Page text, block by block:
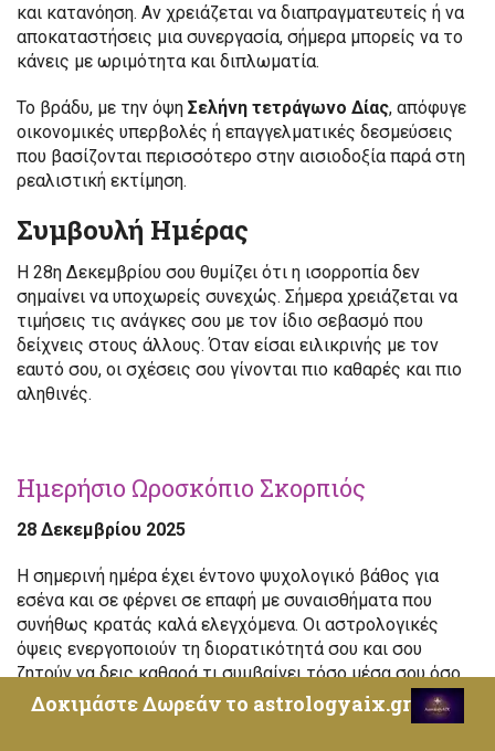
και κατανόηση. Αν χρειάζεται να διαπραγματευτείς ή να
αποκαταστήσεις μια συνεργασία, σήμερα μπορείς να το
κάνεις με ωριμότητα και διπλωματία.
Το βράδυ, με την όψη Σελήνη τετράγωνο Δίας, απόφυγε
οικονομικές υπερβολές ή επαγγελματικές δεσμεύσεις
που βασίζονται περισσότερο στην αισιοδοξία παρά στη
ρεαλιστική εκτίμηση.
Συμβουλή Ημέρας
Η 28η Δεκεμβρίου σου θυμίζει ότι η ισορροπία δεν
σημαίνει να υποχωρείς συνεχώς. Σήμερα χρειάζεται να
τιμήσεις τις ανάγκες σου με τον ίδιο σεβασμό που
δείχνεις στους άλλους. Όταν είσαι ειλικρινής με τον
εαυτό σου, οι σχέσεις σου γίνονται πιο καθαρές και πιο
αληθινές.
Ημερήσιο Ωροσκόπιο Σκορπιός
28 Δεκεμβρίου 2025
Η σημερινή ημέρα έχει έντονο ψυχολογικό βάθος για
εσένα και σε φέρνει σε επαφή με συναισθήματα που
συνήθως κρατάς καλά ελεγχόμενα. Οι αστρολογικές
όψεις ενεργοποιούν τη διορατικότητά σου και σου
ζητούν να δεις καθαρά τι συμβαίνει τόσο μέσα σου όσο
και γύρω σου. Είναι μια ημέρα που, αν τη διαχειριστείς
συνειδητά, μπορεί να σε ενδυναμώσει ουσιαστικά.
Δοκιμάστε Δωρεάν το astrologyaix.gr